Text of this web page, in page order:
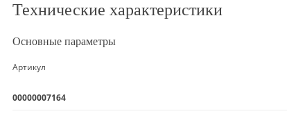
Технические характеристики
Основные параметры
Артикул
00000007164